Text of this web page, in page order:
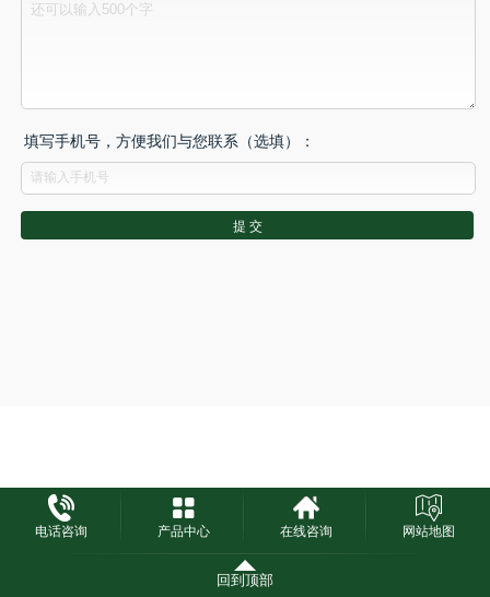
填写手机号，方便我们与您联系（选填）：
电话咨询 产品中心 在线咨询 网站地图
回到顶部